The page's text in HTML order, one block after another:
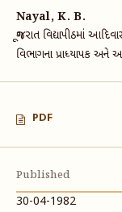
Nayal, K. B.
ગૂજરાત વિદ્યાપીઠમાં
વિભાગના પ્રાધ્યાપક અને
PDF
Published
30-04-1982